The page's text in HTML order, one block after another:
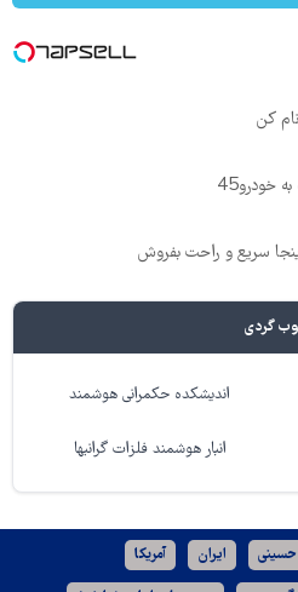
خودرو45
سریع و راحت بفروش
وب گردی
اندیشکده حکمرانی هوشمند
انبار هوشمند فلزات گرانبها
حسینی ایران آمریکا